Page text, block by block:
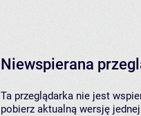
Niewspierana
Ta przeglądarka nie jest
pobierz aktualną wersję